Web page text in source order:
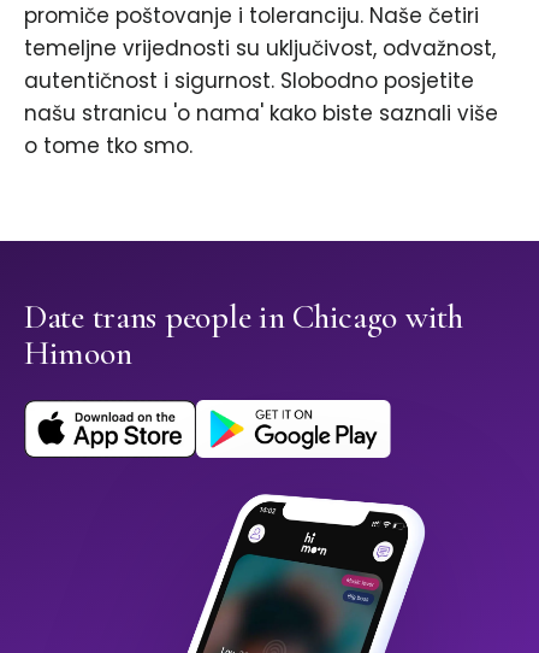
promiče poštovanje i toleranciju. Naše četiri
temeljne vrijednosti su uključivost, odvažnost,
autentičnost i sigurnost. Slobodno posjetite
našu stranicu 'o nama' kako biste saznali više
o tome tko smo.
Date trans people in Chicago with
Himoon